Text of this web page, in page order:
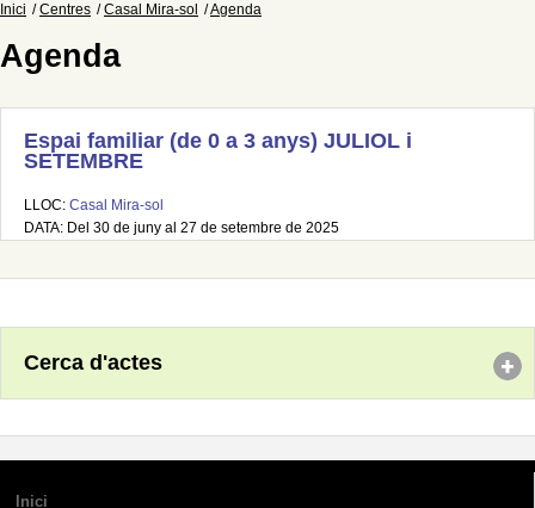
Inici Centres Casal Mira-sol Agenda
Agenda
Espai familiar (de 0 a 3 anys) JULIOL i
SETEMBRE
LLOC: Casal Mira-sol
DATA: Del 30 de juny al 27 de setembre de 2025
Cerca d'actes
Inici